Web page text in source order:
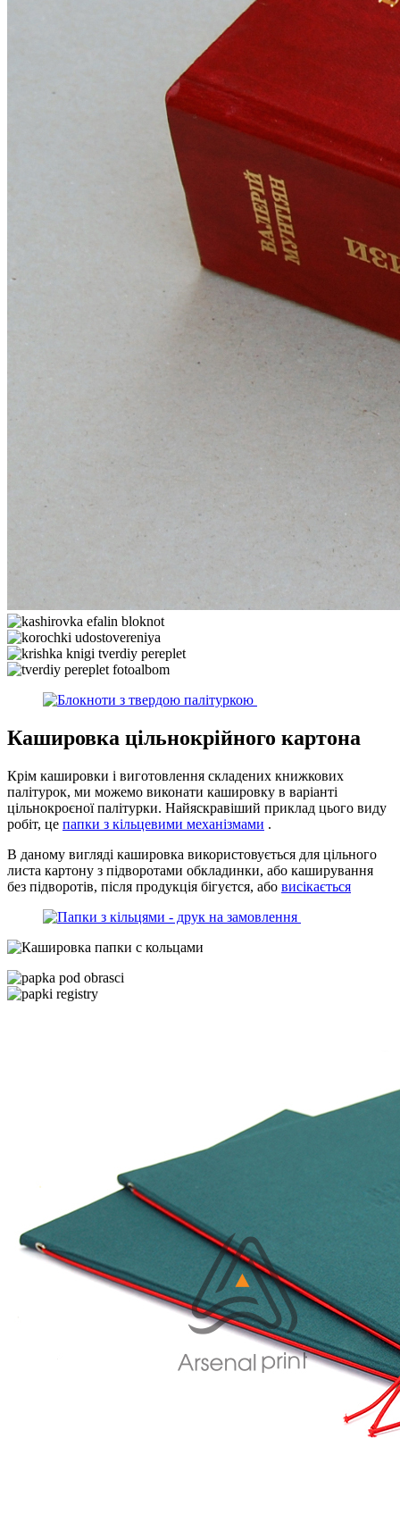
Кашировка цільнокрійного картона
Крім кашировки і виготовлення складених книжкових
палітурок, ми можемо виконати кашировку в варіанті
цільнокроєної палітурки. Найяскравіший приклад цього виду
робіт, це папки з кільцевими механізмами .
В даному вигляді кашировка використовується для цільного
листа картону з підворотами обкладинки, або каширування
без підворотів, після продукція бігуєтся, або висікається